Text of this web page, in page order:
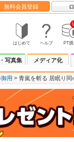
無料会員登録
はじめて ヘルプ PT購
写真集 メディア化
用 青嵐を斬る 居眠り同